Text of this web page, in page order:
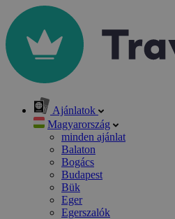
Ajánlatok
Magyarország
minden ajánlat
Balaton
Bogács
Budapest
Bük
Eger
Egerszalók